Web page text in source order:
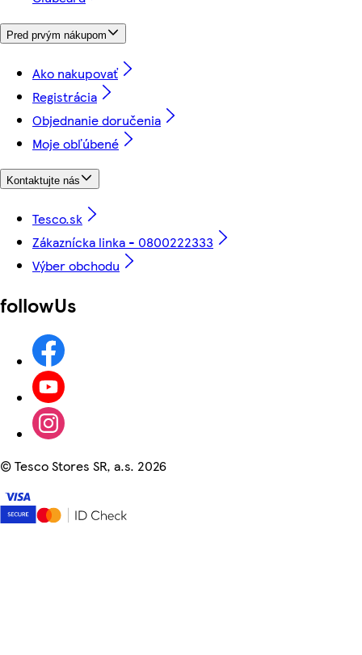
Pred prvým nákupom
Ako nakupovať
Registrácia
Objednanie doručenia
Moje obľúbené
Kontaktujte nás
Tesco.sk
Zákaznícka linka - 0800222333
Výber obchodu
followUs
©Tesco Stores SR, a.s. 2026